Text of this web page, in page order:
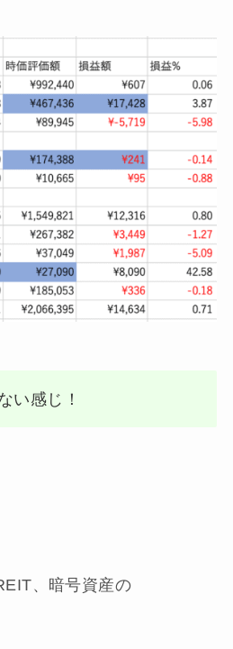
い感じ！
、暗号資産の